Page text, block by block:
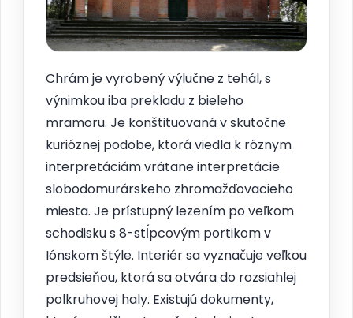
Chrám je vyrobený výlučne z tehál, s
výnimkou iba prekladu z bieleho
mramoru. Je konštituovaná v skutočne
kurióznej podobe, ktorá viedla k rôznym
interpretáciám vrátane interpretácie
slobodomurárskeho zhromažďovacieho
miesta. Je prístupný lezením po veľkom
schodisku s 8-stĺpcovým portikom v
Iónskom štýle. Interiér sa vyznačuje veľkou
predsieňou, ktorá sa otvára do rozsiahlej
polkruhovej haly. Existujú dokumenty,